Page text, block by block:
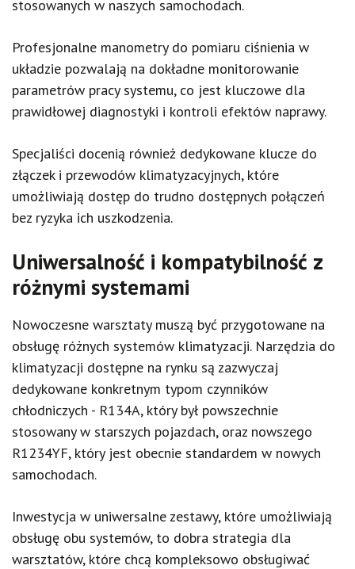
stosowanych w naszych samochodach.
Profesjonalne manometry do pomiaru ciśnienia w
układzie pozwalają na dokładne monitorowanie
parametrów pracy systemu, co jest kluczowe dla
prawidłowej diagnostyki i kontroli efektów naprawy.
Specjaliści docenią również dedykowane klucze do
złączek i przewodów klimatyzacyjnych, które
umożliwiają dostęp do trudno dostępnych połączeń
bez ryzyka ich uszkodzenia.
Uniwersalność i kompatybilność z
różnymi systemami
Nowoczesne warsztaty muszą być przygotowane na
obsługę różnych systemów klimatyzacji. Narzędzia do
klimatyzacji dostępne na rynku są zazwyczaj
dedykowane konkretnym typom czynników
chłodniczych - R134A, który był powszechnie
stosowany w starszych pojazdach, oraz nowszego
R1234YF, który jest obecnie standardem w nowych
samochodach.
Inwestycja w uniwersalne zestawy, które umożliwiają
obsługę obu systemów, to dobra strategia dla
warsztatów, które chcą kompleksowo obsługiwać